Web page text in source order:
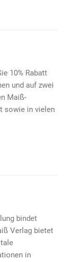
10% Rabatt
und auf zwei
Maiß-
sowie in vielen
bindet
Verlag bietet
in